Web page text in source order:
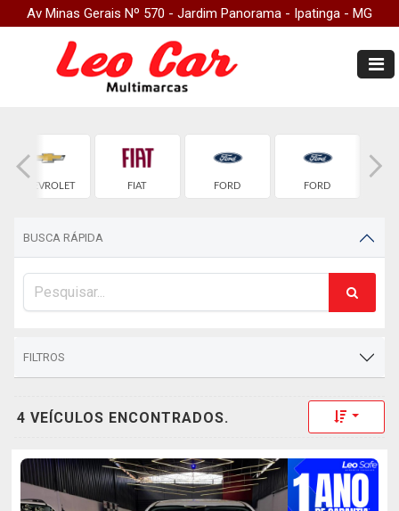
Av Minas Gerais Nº 570 - Jardim Panorama - Ipatinga - MG
CHEVROLET FIAT FORD FORD
BUSCA RÁPIDA
FILTROS
4 VEÍCULOS ENCONTRADOS. Toggle